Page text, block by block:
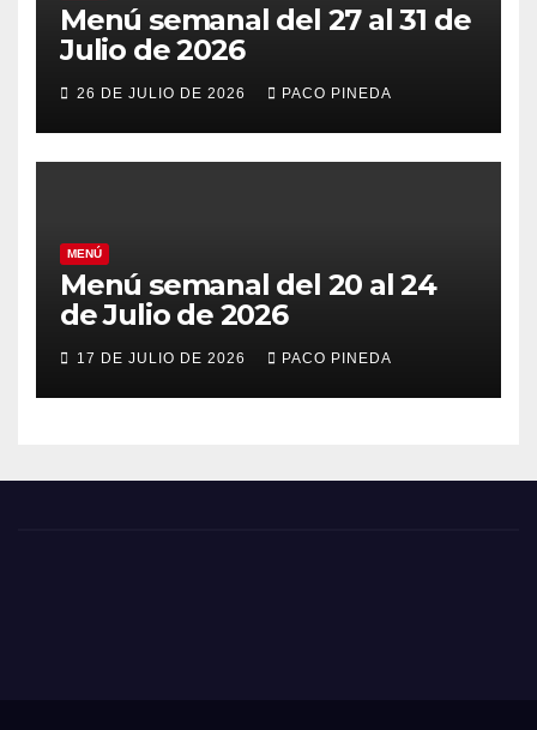
Menú semanal del 27 al 31 de
Julio de 2026
26 DE JULIO DE 2026 PACO PINEDA
MENÚ
Menú semanal del 20 al 24
de Julio de 2026
17 DE JULIO DE 2026 PACO PINEDA